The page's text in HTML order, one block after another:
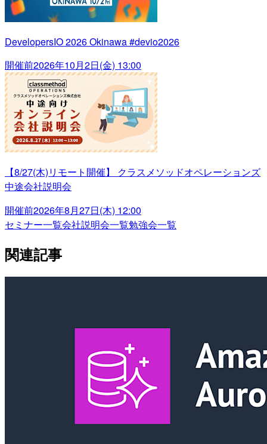
DevelopersIO 2026 Okinawa #devio2026
開催前2026年10月2日(金) 13:00
【8/27(木)リモート開催】 クラスメソッドオペレーションズ
中途会社説明会
開催前2026年8月27日(木) 12:00
セミナー一覧会社説明会一覧勉強会一覧
関連記事